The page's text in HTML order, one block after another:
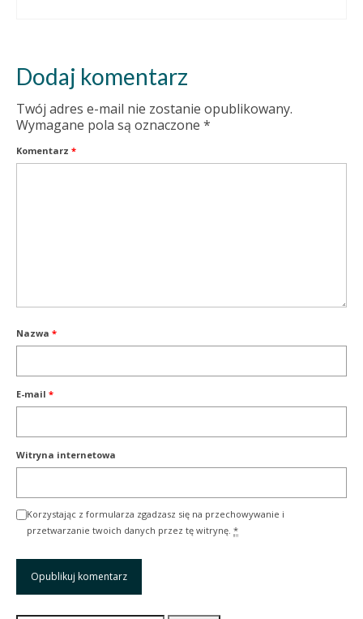
Dodaj komentarz
Twój adres e-mail nie zostanie opublikowany.
Wymagane pola są oznaczone *
Komentarz *
Nazwa *
E-mail *
Witryna internetowa
Korzystając z formularza zgadzasz się na przechowywanie i
przetwarzanie twoich danych przez tę witrynę. *